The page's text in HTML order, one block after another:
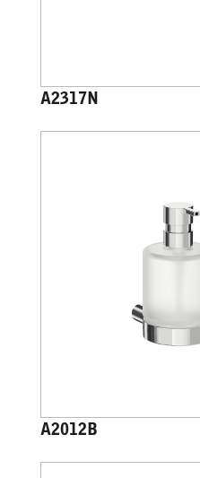
A2317N
A2012B